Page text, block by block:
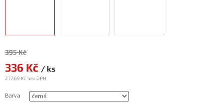
395 Kč
336 Kč / ks
277,69 Kč bez DPH
Měrná
Barva